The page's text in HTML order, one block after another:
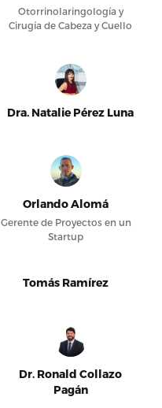
Otorrinolaringología y
Cirugía de Cabeza y Cuello
Dra. Natalie Pérez Luna
Orlando Alomá
Gerente de Proyectos en un
Startup
Tomás Ramírez
Dr. Ronald Collazo
Pagán